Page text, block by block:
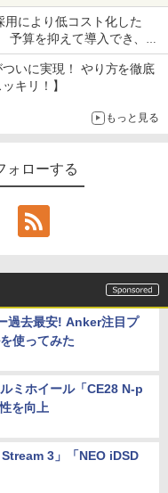
策として
により低コスト化した
算を抑えて導入でき、
能
いに実現！ やり方を徹底
キリ！】
もっと見る
ォローする
過去最安! Anker注目プ
使ってみた
ミホイール「CE28 N-p
を向上
3」「NEO iDSD